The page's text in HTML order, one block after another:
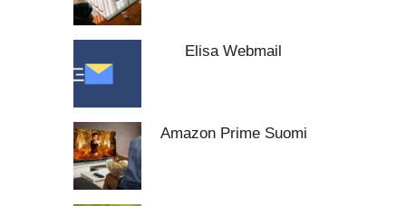
Elisa Webmail
Amazon Prime Suomi